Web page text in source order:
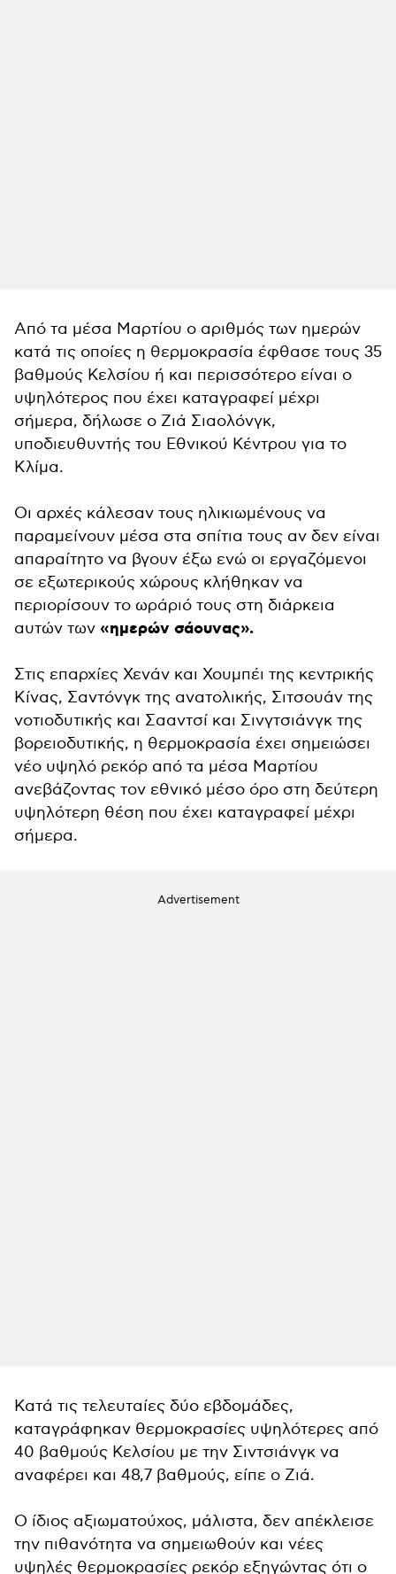
Από τα μέσα Μαρτίου ο αριθμός των ημερών
κατά τις οποίες η θερμοκρασία έφθασε τους 35
βαθμούς Κελσίου ή και περισσότερο είναι ο
υψηλότερος που έχει καταγραφεί μέχρι
σήμερα, δήλωσε ο Ζιά Σιαολόνγκ,
υποδιευθυντής του Εθνικού Κέντρου για το
Κλίμα.
Οι αρχές κάλεσαν τους ηλικιωμένους να
παραμείνουν μέσα στα σπίτια τους αν δεν είναι
απαραίτητο να βγουν έξω ενώ οι εργαζόμενοι
σε εξωτερικούς χώρους κλήθηκαν να
περιορίσουν το ωράριό τους στη διάρκεια
αυτών των «ημερών σάουνας».
Στις επαρχίες Χενάν και Χουμπέι της κεντρικής
Κίνας, Σαντόνγκ της ανατολικής, Σιτσουάν της
νοτιοδυτικής και Σααντσί και Σινγτσιάνγκ της
βορειοδυτικής, η θερμοκρασία έχει σημειώσει
νέο υψηλό ρεκόρ από τα μέσα Μαρτίου
ανεβάζοντας τον εθνικό μέσο όρο στη δεύτερη
υψηλότερη θέση που έχει καταγραφεί μέχρι
σήμερα.
Κατά τις τελευταίες δύο εβδομάδες,
καταγράφηκαν θερμοκρασίες υψηλότερες από
40 βαθμούς Κελσίου με την Σιντσιάνγκ να
αναφέρει και 48,7 βαθμούς, είπε ο Ζιά.
Ο ίδιος αξιωματούχος, μάλιστα, δεν απέκλεισε
την πιθανότητα να σημειωθούν και νέες
υψηλές θερμοκρασίες ρεκόρ εξηγώντας ότι ο